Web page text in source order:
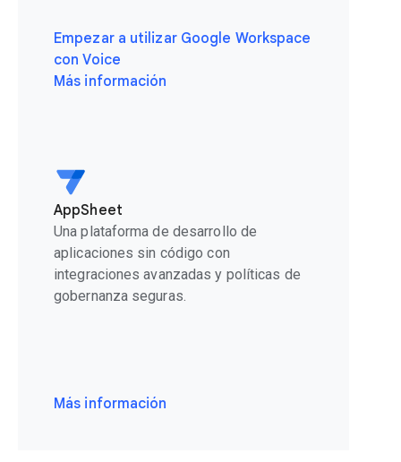
Empezar a utilizar Google Workspace
con Voice
Más información
AppSheet
Una plataforma de desarrollo de
aplicaciones sin código con
integraciones avanzadas y políticas de
gobernanza seguras.
Más información